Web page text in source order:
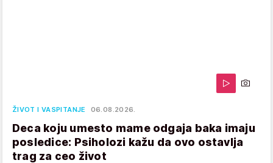
ŽIVOT I VASPITANJE 06.08.2026.
Deca koju umesto mame odgaja baka imaju
posledice: Psiholozi kažu da ovo ostavlja
trag za ceo život